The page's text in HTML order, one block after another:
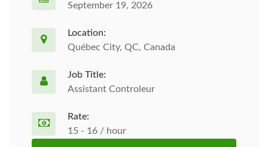
September 19, 2026
Location:
Québec City, QC, Canada
Job Title:
Assistant Controleur
Rate:
15 - 16 / hour